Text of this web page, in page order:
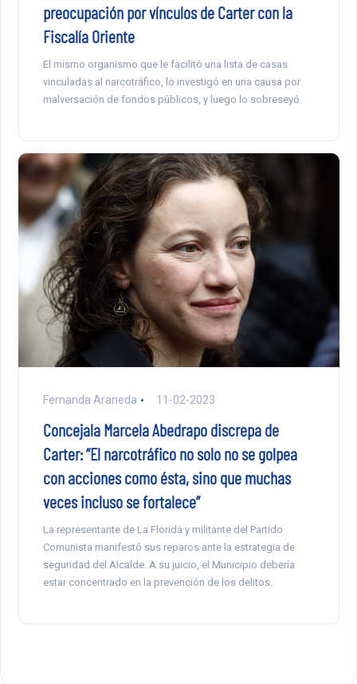
preocupación por vínculos de Carter con la
Fiscalía Oriente
El mismo organismo que le facilitó una lista de casas
vinculadas al narcotráfico, lo investigó en una causa por
malversación de fondos públicos, y luego lo sobreseyó.
Fernanda Araneda 11-02-2023
Concejala Marcela Abedrapo discrepa de
Carter: “El narcotráfico no solo no se golpea
con acciones como ésta, sino que muchas
veces incluso se fortalece”
La representante de La Florida y militante del Partido
Comunista manifestó sus reparos ante la estrategia de
seguridad del Alcalde. A su juicio, el Municipio debería
estar concentrado en la prevención de los delitos.